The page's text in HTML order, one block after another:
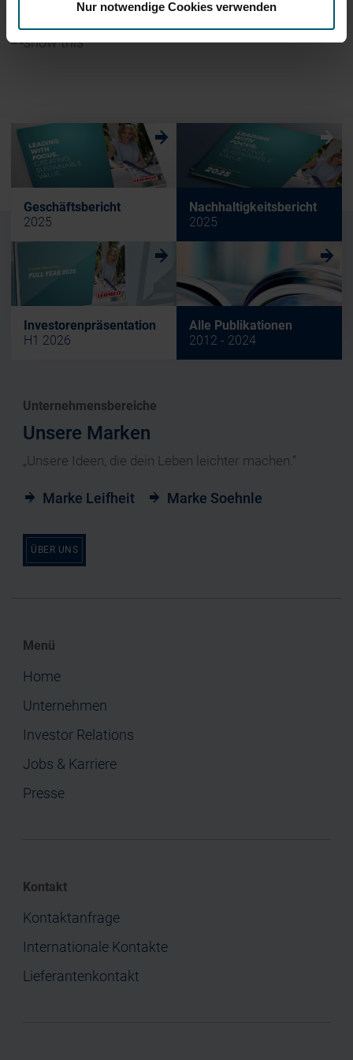
Nur notwendige Cookies verwenden
Ende der Mitteilung DGAP News-Service
Geschäftsbericht
2025
w
Nachhaltigkeitsbericht
2025
w
Investorenpräsentation
H1 2026
w
Alle Publikationen
2012 - 2024
w
Unternehmensbereiche
Unsere Marken
„Unsere Ideen, die dein Leben leichter machen.“
Marke Leifheit Marke Soehnle
ÜBER UNS
Menü
Home
Unternehmen
Investor Relations
Jobs & Karriere
Presse
Kontakt
Kontaktanfrage
Internationale Kontakte
Lieferantenkontakt